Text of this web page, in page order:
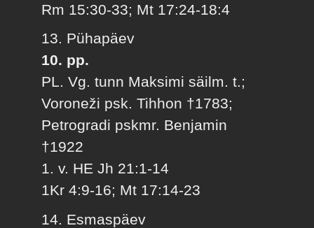
Rm 15:30-33; Mt 17:24-18:4
13. Pühapäev
10. pp.
PL. Vg. tunn Maksimi säilm. t.;
Voroneži psk. Tihhon †1783;
Petrogradi pskmr. Benjamin
†1922
1. v. HE Jh 21:1-14
1Kr 4:9-16; Mt 17:14-23
14. Esmaspäev